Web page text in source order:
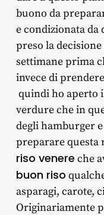
buono da
e condizionata da
preso la
settimane prima
invece di
quindi ho aperto
verdure che in
degli hamburger
preparare questa
riso venere che
buon riso
asparagi, carote,
Originariamente